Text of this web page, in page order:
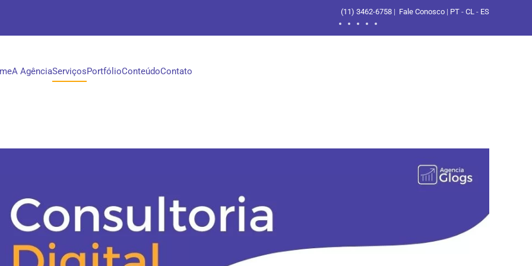
(11) 3462-6758 | Fale Conosco | PT - CL - ES
A AgênciaServiçosPortfólioConteúdoContato